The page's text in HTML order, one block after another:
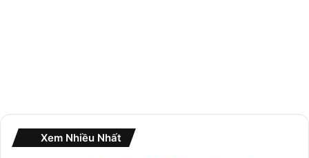
Xem Nhiều Nhất